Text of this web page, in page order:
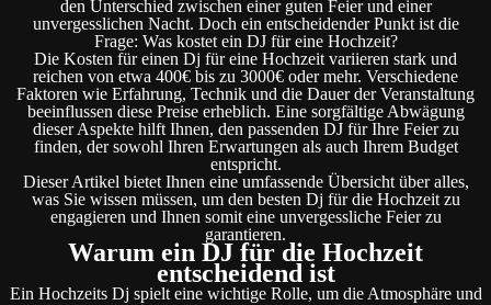
den Unterschied zwischen einer guten Feier und einer
unvergesslichen Nacht. Doch ein entscheidender Punkt ist die
Frage: Was kostet ein DJ für eine Hochzeit?
Die Kosten für einen Dj für eine Hochzeit variieren stark und
reichen von etwa 400€ bis zu 3000€ oder mehr. Verschiedene
Faktoren wie Erfahrung, Technik und die Dauer der Veranstaltung
beeinflussen diese Preise erheblich. Eine sorgfältige Abwägung
dieser Aspekte hilft Ihnen, den passenden DJ für Ihre Feier zu
finden, der sowohl Ihren Erwartungen als auch Ihrem Budget
entspricht.
Dieser Artikel bietet Ihnen eine umfassende Übersicht über alles,
was Sie wissen müssen, um den besten Dj für die Hochzeit zu
engagieren und Ihnen somit eine unvergessliche Feier zu
garantieren.
Warum ein DJ für die Hochzeit
entscheidend ist
Ein Hochzeits Dj spielt eine wichtige Rolle, um die Atmosphäre und